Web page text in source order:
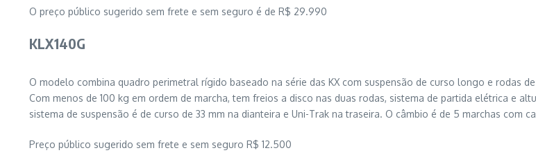
O preço público sugerido sem frete e sem seguro é de R$ 29.990
KLX140G
O modelo combina quadro perimetral rígido baseado na série das KX com suspensão de curso longo e rodas
Com menos de 100 kg em ordem de marcha, tem freios a disco nas duas rodas, sistema de partida elétrica e
sistema de suspensão é de curso de 33 mm na dianteira e Uni-Trak na traseira. O câmbio é de 5 marchas com
Preço público sugerido sem frete e sem seguro R$ 12.500